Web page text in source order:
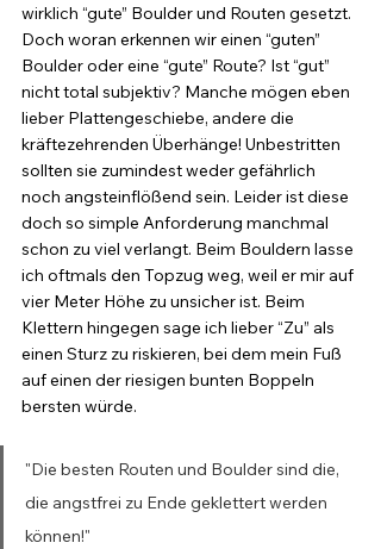
wirklich “gute” Boulder und Routen gesetzt.
Doch woran erkennen wir einen “guten”
Boulder oder eine “gute” Route? Ist “gut”
nicht total subjektiv? Manche mögen eben
lieber Plattengeschiebe, andere die
kräftezehrenden Überhänge! Unbestritten
sollten sie zumindest weder gefährlich
noch angsteinflößend sein. Leider ist diese
doch so simple Anforderung manchmal
schon zu viel verlangt. Beim Bouldern lasse
ich oftmals den Topzug weg, weil er mir auf
vier Meter Höhe zu unsicher ist. Beim
Klettern hingegen sage ich lieber “Zu” als
einen Sturz zu riskieren, bei dem mein Fuß
auf einen der riesigen bunten Boppeln
bersten würde.
"Die besten Routen und Boulder sind die,
die angstfrei zu Ende geklettert werden
können!"